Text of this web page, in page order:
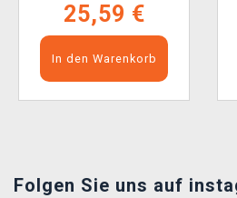
25,59 €
In den Warenkorb
Folgen Sie uns auf